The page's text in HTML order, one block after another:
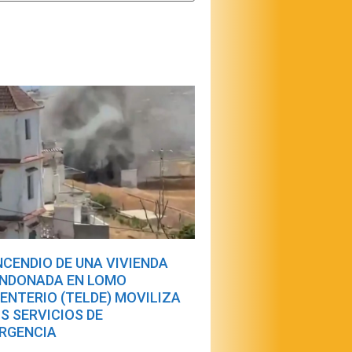
DE UNA VIVIENDA
EN LOMO
(TELDE) MOVILIZA
SERVICIOS DE